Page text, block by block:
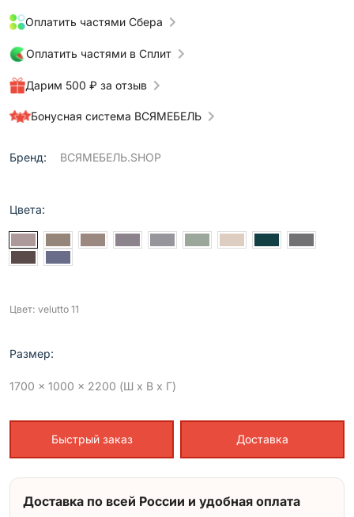
Оплатить частями Сбера
Оплатить частями в Сплит
Дарим 500 ₽ за отзыв
Бонусная система ВСЯМЕБЕЛЬ
Бренд: ВСЯМЕБЕЛЬ.SHOP
Цвета:
Цвет: velutto 11
Размер:
1700 x 1000 x 2200 (Ш x В x Г)
Быстрый заказ Доставка
Доставка по всей России и удобная оплата